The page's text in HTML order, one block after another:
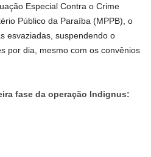
Especial Contra o Crime
Público da Paraíba (MPPB), o
esvaziadas, suspendendo o
por dia, mesmo com os convênios
fase da operação Indignus: